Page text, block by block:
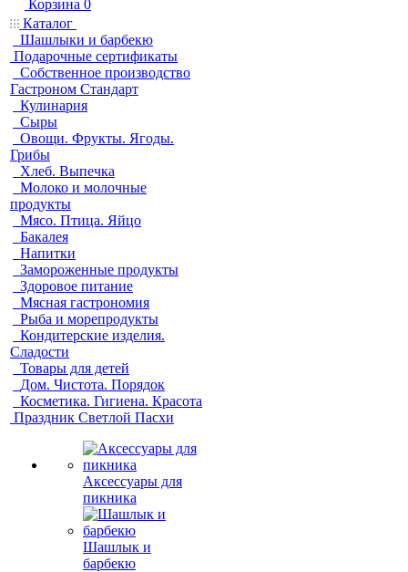
Корзина 0
Каталог
Шашлыки и барбекю
Подарочные сертификаты
Собственное производство
Гастроном Стандарт
Кулинария
Сыры
Овощи. Фрукты. Ягоды.
Грибы
Хлеб. Выпечка
Молоко и молочные
продукты
Мясо. Птица. Яйцо
Бакалея
Напитки
Замороженные продукты
Здоровое питание
Мясная гастрономия
Рыба и морепродукты
Кондитерские изделия.
Сладости
Товары для детей
Дом. Чистота. Порядок
Косметика. Гигиена. Красота
Праздник Светлой Пасхи
Аксессуары для
пикника
Шашлык и
барбекю